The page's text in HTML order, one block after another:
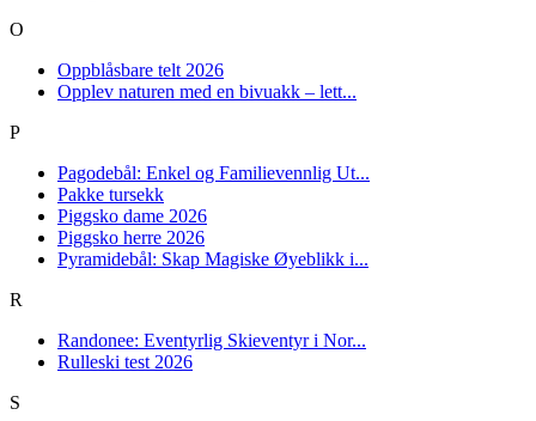
O
Oppblåsbare telt 2026
Opplev naturen med en bivuakk – lett...
P
Pagodebål: Enkel og Familievennlig Ut...
Pakke tursekk
Piggsko dame 2026
Piggsko herre 2026
Pyramidebål: Skap Magiske Øyeblikk i...
R
Randonee: Eventyrlig Skieventyr i Nor...
Rulleski test 2026
S